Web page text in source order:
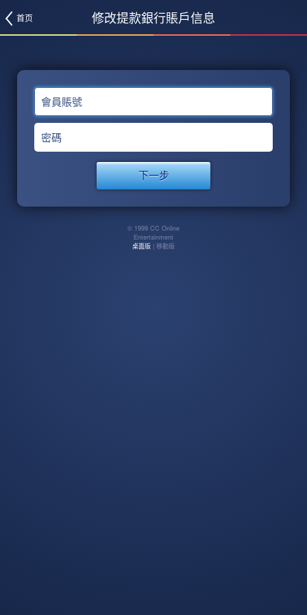
首页 修改提款銀行賬戶信息
會員賬號
密碼
© 1999 CC Online
Entertainment
桌面版 | 移動版